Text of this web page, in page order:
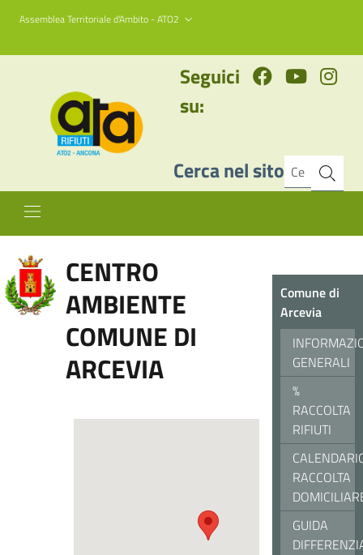
Assemblea Territoriale d'Ambito - ATO2
Seguici
su:
Cerca nel sito
CENTRO
AMBIENTE
COMUNE DI
ARCEVIA
Comune di
Arcevia
GENERALI
%
RACCOLTA
RIFIUTI
RACCOLTA
GUIDA